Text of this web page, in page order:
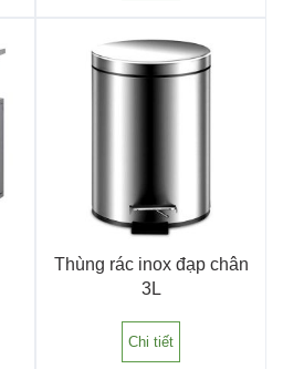
Thùng rác inox đạp chân
3L
Chi tiết